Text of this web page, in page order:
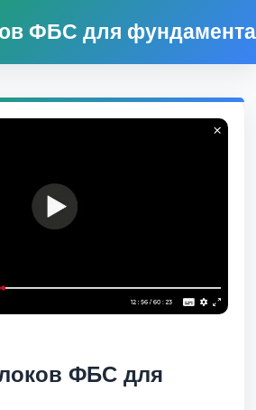
ФБС для фундамента
ФБС для